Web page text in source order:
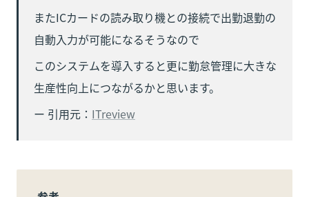
またICカードの読み取り機との接続で出勤退勤の
自動入力が可能になるそうなので
このシステムを導入すると更に勤怠管理に大きな
生産性向上につながるかと思います。
ー 引用元： ITreview